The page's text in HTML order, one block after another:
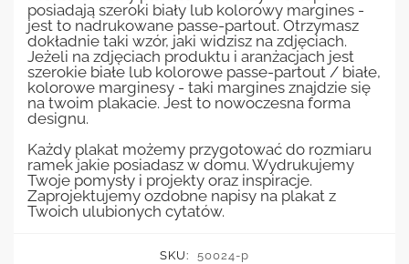
posiadają szeroki biały lub kolorowy margines -
jest to nadrukowane passe-partout. Otrzymasz
dokładnie taki wzór, jaki widzisz na zdjęciach.
Jeżeli na zdjęciach produktu i aranżacjach jest
szerokie białe lub kolorowe passe-partout / białe,
kolorowe marginesy - taki margines znajdzie się
na twoim plakacie. Jest to nowoczesna forma
designu.
Każdy plakat możemy przygotować do rozmiaru
ramek jakie posiadasz w domu. Wydrukujemy
Twoje pomysły i projekty oraz inspiracje.
Zaprojektujemy ozdobne napisy na plakat z
Twoich ulubionych cytatów.
SKU:
50024-p